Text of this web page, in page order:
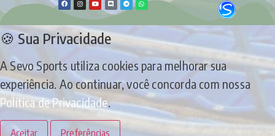
🍪 Sua Privacidade
A Sevo Sports utiliza cookies para melhorar sua
experiência. Ao continuar, você concorda com nossa
Política de Privacidade.
Aceitar Preferências